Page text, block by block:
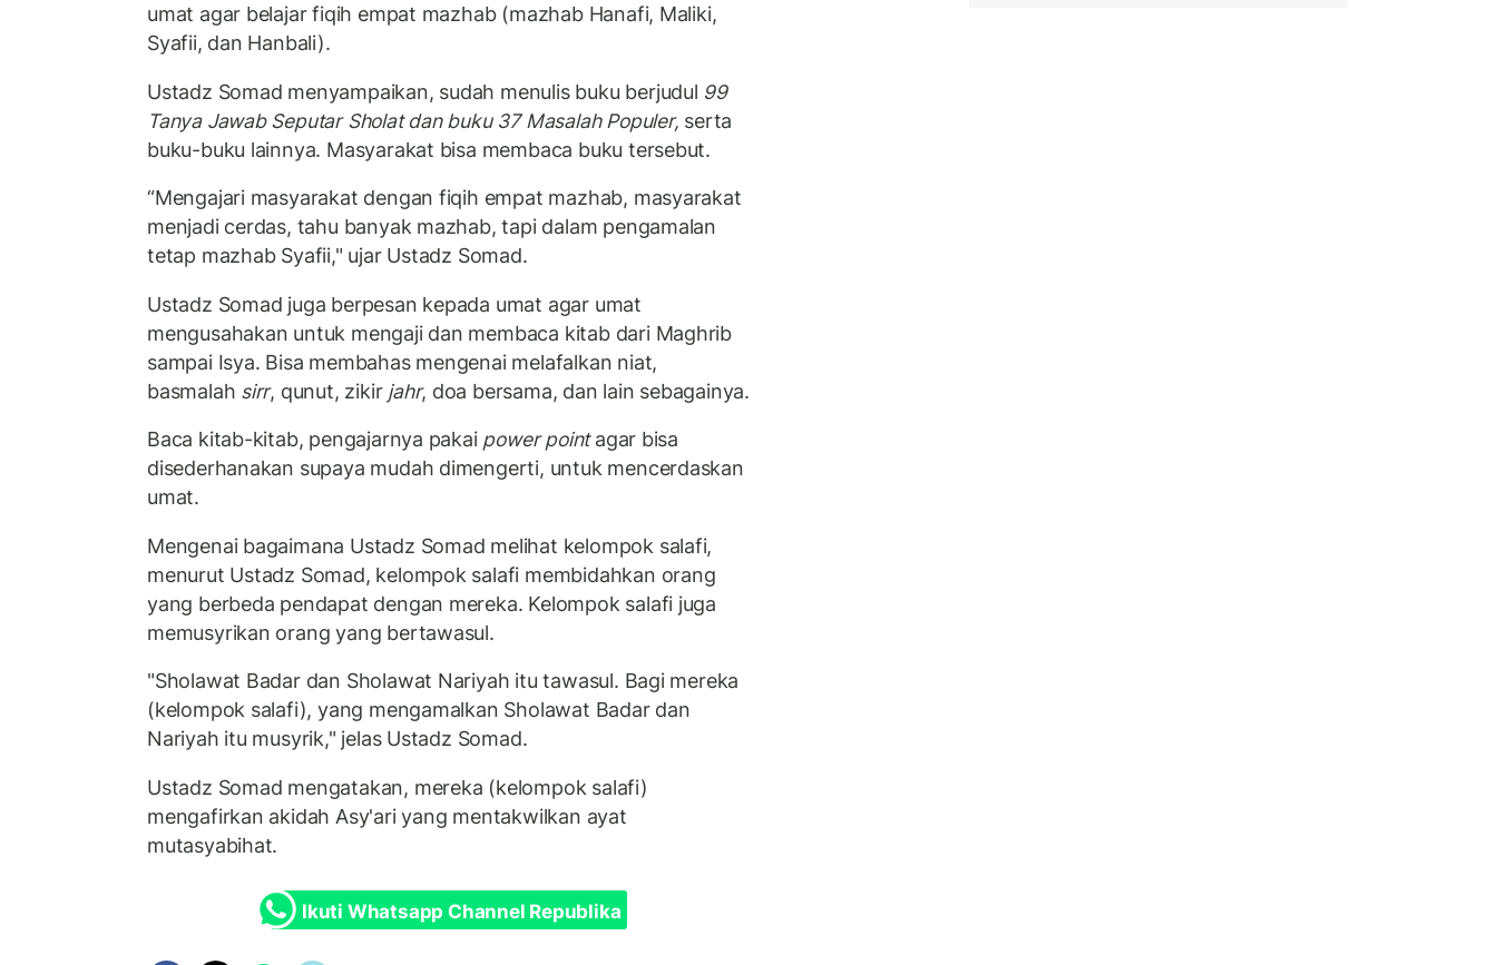
umat agar belajar fiqih empat mazhab (mazhab Hanafi, Maliki,
Syafii, dan Hanbali).
Ustadz Somad menyampaikan, sudah menulis buku berjudul 99
Tanya Jawab Seputar Sholat dan buku 37 Masalah Populer, serta
buku-buku lainnya. Masyarakat bisa membaca buku tersebut.
“Mengajari masyarakat dengan fiqih empat mazhab, masyarakat
menjadi cerdas, tahu banyak mazhab, tapi dalam pengamalan
tetap mazhab Syafii," ujar Ustadz Somad.
Ustadz Somad juga berpesan kepada umat agar umat
mengusahakan untuk mengaji dan membaca kitab dari Maghrib
sampai Isya. Bisa membahas mengenai melafalkan niat,
basmalah sirr, qunut, zikir jahr, doa bersama, dan lain sebagainya.
Baca kitab-kitab, pengajarnya pakai power pointagar bisa
disederhanakan supaya mudah dimengerti, untuk mencerdaskan
umat.
Mengenai bagaimana Ustadz Somad melihat kelompok salafi,
menurut Ustadz Somad, kelompok salafi membidahkan orang
yang berbeda pendapat dengan mereka. Kelompok salafi juga
memusyrikan orang yang bertawasul.
"Sholawat Badar dan Sholawat Nariyah itu tawasul. Bagi mereka
(kelompok salafi), yang mengamalkan Sholawat Badar dan
Nariyah itu musyrik," jelas Ustadz Somad.
Ustadz Somad mengatakan, mereka (kelompok salafi)
mengafirkan akidah Asy'ari yang mentakwilkan ayat
mutasyabihat.
Ikuti Whatsapp Channel Republika